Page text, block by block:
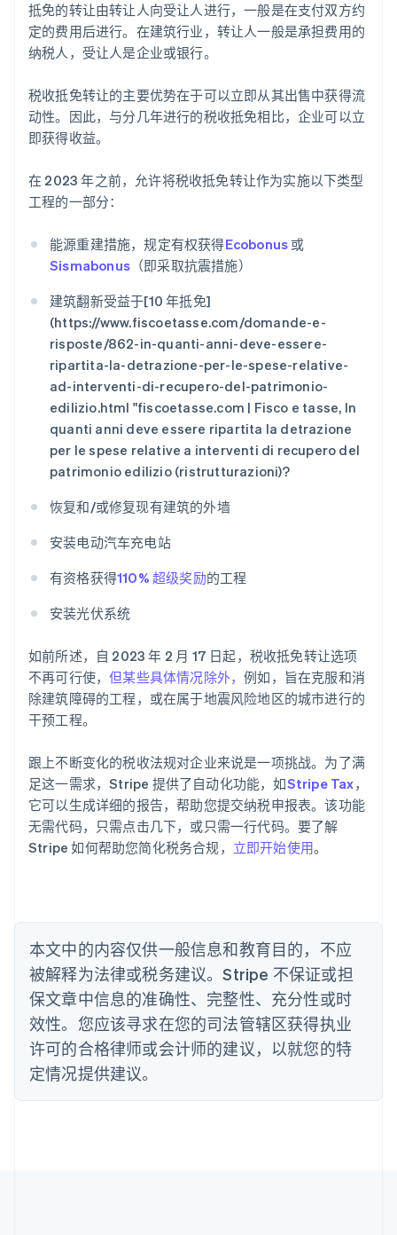
抵免的转让由转让人向受让人进行，一般是在支付双方约
定的费用后进行。在建筑行业，转让人一般是承担费用的
纳税人，受让人是企业或银行。
税收抵免转让的主要优势在于可以立即从其出售中获得流
动性。因此，与分几年进行的税收抵免相比，企业可以立
即获得收益。
在 2023 年之前，允许将税收抵免转让作为实施以下类型
工程的一部分：
能源重建措施，规定有权获得Ecobonus 或
Sismabonus （即采取抗震措施）
建筑翻新受益于[10 年抵免]
(https://www.fiscoetasse.com/domande-e-
risposte/862-in-quanti-anni-deve-essere-
ripartita-la-detrazione-per-le-spese-relative-
ad-interventi-di-recupero-del-patrimonio-
edilizio.html "fiscoetasse.com | Fisco e tasse, In
quanti anni deve essere ripartita la detrazione
per le spese relative a interventi di recupero del
patrimonio edilizio (ristrutturazioni)?
恢复和/或修复现有建筑的外墙
安装电动汽车充电站
有资格获得110% 超级奖励的工程
安装光伏系统
如前所述，自 2023 年 2 月 17 日起，税收抵免转让选项
不再可行使，但某些具体情况除外，例如，旨在克服和消
除建筑障碍的工程，或在属于地震风险地区的城市进行的
干预工程。
跟上不断变化的税收法规对企业来说是一项挑战。为了满
足这一需求，Stripe 提供了自动化功能，如Stripe Tax，
它可以生成详细的报告，帮助您提交纳税申报表。该功能
无需代码，只需点击几下，或只需一行代码。要了解
Stripe 如何帮助您简化税务合规， 立即开始使用。
本文中的内容仅供一般信息和教育目的，不应
被解释为法律或税务建议。Stripe 不保证或担
保文章中信息的准确性、完整性、充分性或时
效性。您应该寻求在您的司法管辖区获得执业
许可的合格律师或会计师的建议，以就您的特
定情况提供建议。
阿联酋
English
爱尔兰
爱沙尼亚
English
奥地利
DeutschEnglish
澳大利亚
English
English
比利时
NederlandsFrançaisDeutschEnglish
波兰
English
丹麦
English
德国
DeutschEnglish
法国
FrançaisEnglish